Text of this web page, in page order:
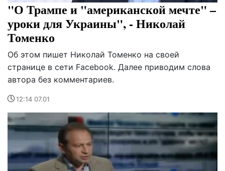
"О Трампе и "американской мечте" –
уроки для Украины", - Николай
Томенко
Об этом пишет Николай Томенко на своей
странице в сети Facebook. Далее приводим слова
автора без комментариев.
12:14 07.01